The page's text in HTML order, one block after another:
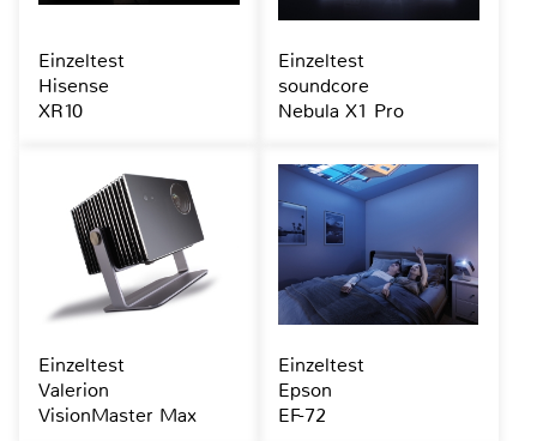
Einzeltest
Hisense
XR10
Einzeltest
soundcore
Nebula X1 Pro
Einzeltest
Valerion
VisionMaster Max
Einzeltest
Epson
EF-72